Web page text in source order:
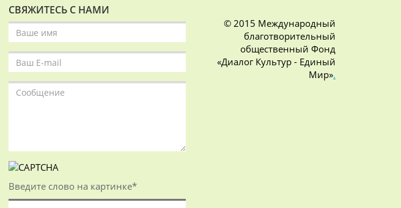
СВЯЖИТЕСЬ С НАМИ
Введите слово на картинке*
© 2015 Международный
благотворительный
общественный Фонд
«Диалог Культур - Единый
Мир».